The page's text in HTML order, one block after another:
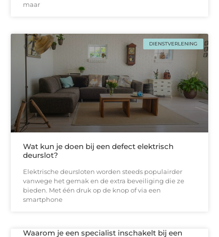
maar
DIENSTVERLENING
Wat kun je doen bij een defect elektrisch
deurslot?
Elektrische deursloten worden steeds populairder
vanwege het gemak en de extra beveiliging die ze
bieden. Met één druk op de knop of via een
smartphone
Waarom je een specialist inschakelt bij een